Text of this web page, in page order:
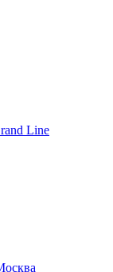
Line